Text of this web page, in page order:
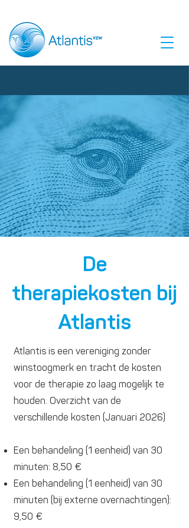
De
therapiekosten bij
Atlantis
Atlantis is een vereniging zonder
winstoogmerk en tracht de kosten
voor de therapie zo laag mogelijk te
houden. Overzicht van de
verschillende kosten (Januari 2026)
Een behandeling (1 eenheid) van 30
minuten: 8,50 €
Een behandeling (1 eenheid) van 30
minuten (bij externe overnachtingen):
9,50 €